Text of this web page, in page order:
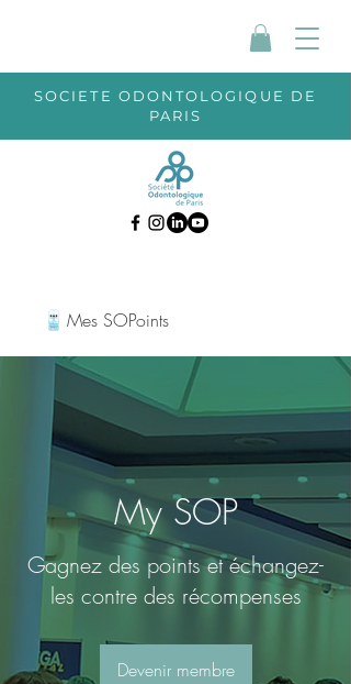
SOCIETE ODONTOLOGIQUE DE
PARIS
Mes SOPoints
My SOP
Gagnez des points et échangez-
les contre des récompenses
Devenir membre